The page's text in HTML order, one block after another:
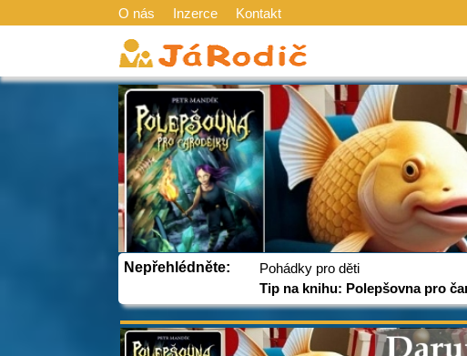
O nás Inzerce Kontakt
Nepřehlédněte:
Pohádky pro děti
Tip na knihu: Polepšovna pro